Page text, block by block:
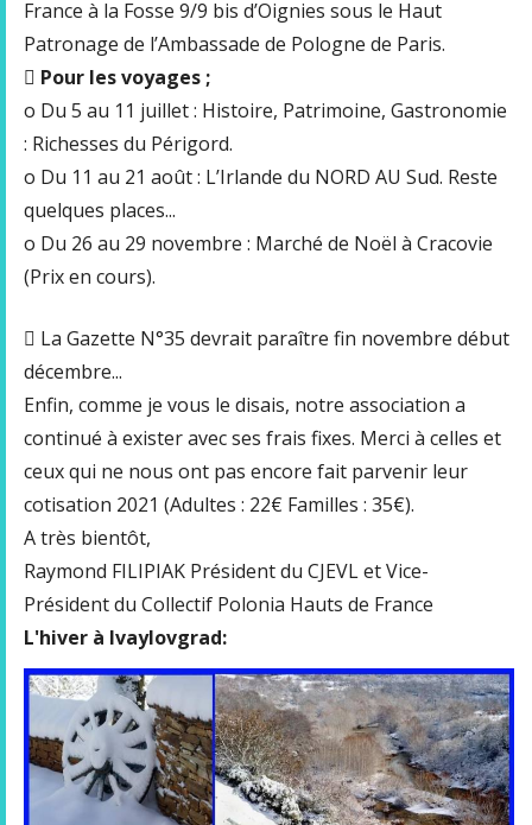
France à la Fosse 9/9 bis d’Oignies sous le Haut
Patronage de l’Ambassade de Pologne de Paris.
 Pour les voyages ;
o Du 5 au 11 juillet : Histoire, Patrimoine, Gastronomie
: Richesses du Périgord.
o Du 11 au 21 août : L’Irlande du NORD AU Sud. Reste
quelques places...
o Du 26 au 29 novembre : Marché de Noël à Cracovie
(Prix en cours).
 La Gazette N°35 devrait paraître fin novembre début
décembre...
Enfin, comme je vous le disais, notre association a
continué à exister avec ses frais fixes. Merci à celles et
ceux qui ne nous ont pas encore fait parvenir leur
cotisation 2021 (Adultes : 22€ Familles : 35€).
A très bientôt,
Raymond FILIPIAK Président du CJEVL et Vice-
Président du Collectif Polonia Hauts de France
L'hiver à Ivaylovgrad: